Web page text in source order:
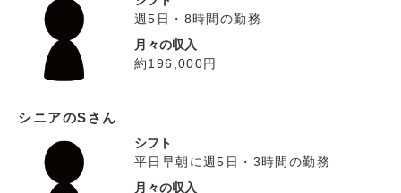
週5日・8時間の勤務
月々の収入
約196,000円
シニアのSさん
シフト
平日早朝に週5日・3時間の勤務
月々の収入